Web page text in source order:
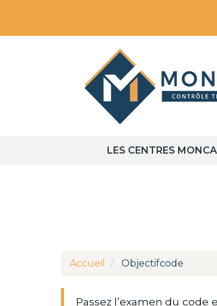
NAVIGATION
LES CENTRES
Accueil Objectifcode
Passez l’examen du